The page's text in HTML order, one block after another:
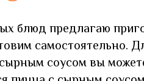
блюд предлагаю
самостоятельно.
соусом вы